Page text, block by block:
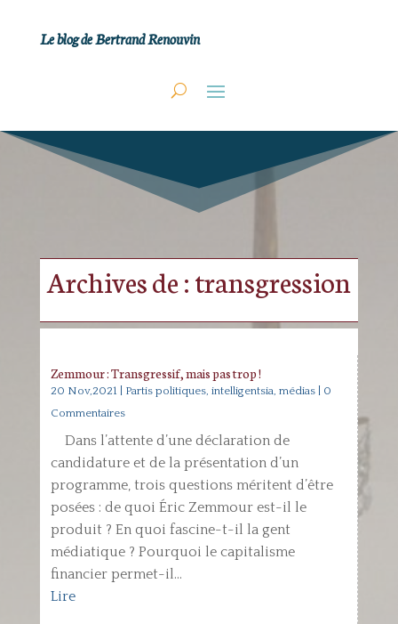
Le blog de Bertrand Renouvin
Archives de : transgression
Zemmour : Transgressif, mais pas trop !
20 Nov,2021 Partis politiques, intelligentsia, médias| 0
Commentaires
Dans l’attente d’une déclaration de
candidature et de la présentation d’un
programme, trois questions méritent d’être
posées : de quoi Éric Zemmour est-il le
produit ? En quoi fascine-t-il la gent
médiatique ? Pourquoi le capitalisme
financier permet-il...
Lire